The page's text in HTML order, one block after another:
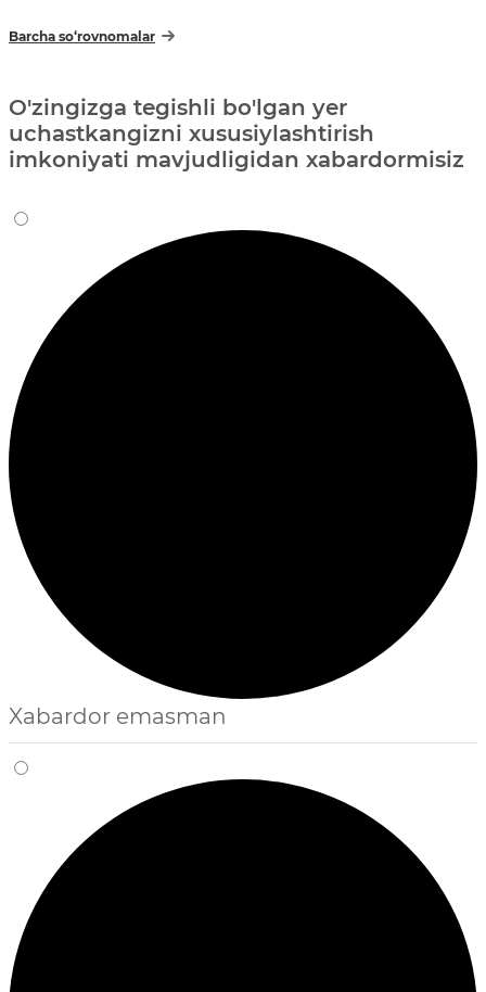
Barcha so‘rovnomalar
O'zingizga tegishli bo'lgan yer
uchastkangizni xususiylashtirish
imkoniyati mavjudligidan xabardormisiz
Xabardor emasman